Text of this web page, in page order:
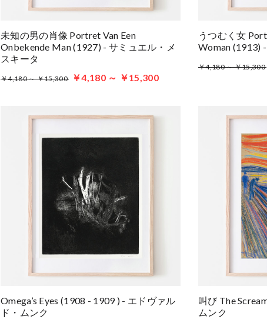
未知の男の肖像 Portret Van Een
Onbekende Man (1927) - サミュエル・メ
スキータ
￥4,180 ～ ￥15,300 ￥4,180 ～ ￥15,300
うつむく女
Woman (1913)
￥4,180 ～ ￥15,300
Omega’s Eyes (1908 - 1909 ) - エドヴァル
ド・ムンク
叫び The
ムンク